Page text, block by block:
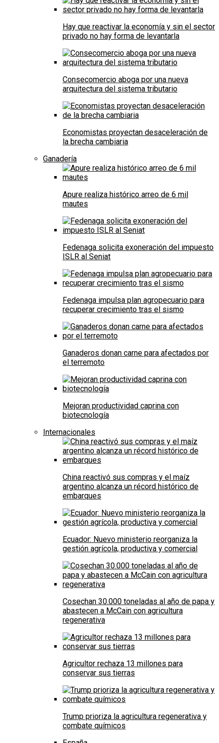
Hay que reactivar la economía y sin el sector
privado no hay forma de levantarla
Consecomercio aboga por una nueva
arquitectura del sistema tributario
Economistas proyectan desaceleración de
la brecha cambiaria
Ganadería
Apure realiza histórico arreo de 6 mil
mautes
Fedenaga solicita exoneración del impuesto
ISLR al Seniat
Fedenaga impulsa plan agropecuario para
recuperar crecimiento tras el sismo
Ganaderos donan carne para afectados por
el terremoto
Mejoran productividad caprina con
biotecnología
Internacionales
China reactivó sus compras y el maíz
argentino alcanza un récord histórico de
embarques
Ecuador: Nuevo ministerio reorganiza la
gestión agrícola, productiva y comercial
Cosechan 30.000 toneladas al año de papa y
abastecen a McCain con agricultura
regenerativa
Agricultor rechaza 13 millones para
conservar sus tierras
Trump prioriza la agricultura regenerativa y
combate químicos